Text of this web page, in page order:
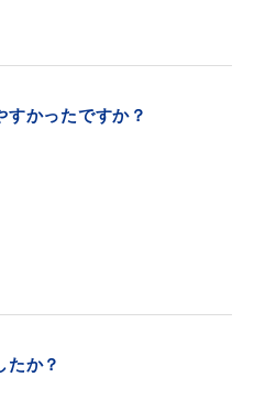
すかったですか？
たか？